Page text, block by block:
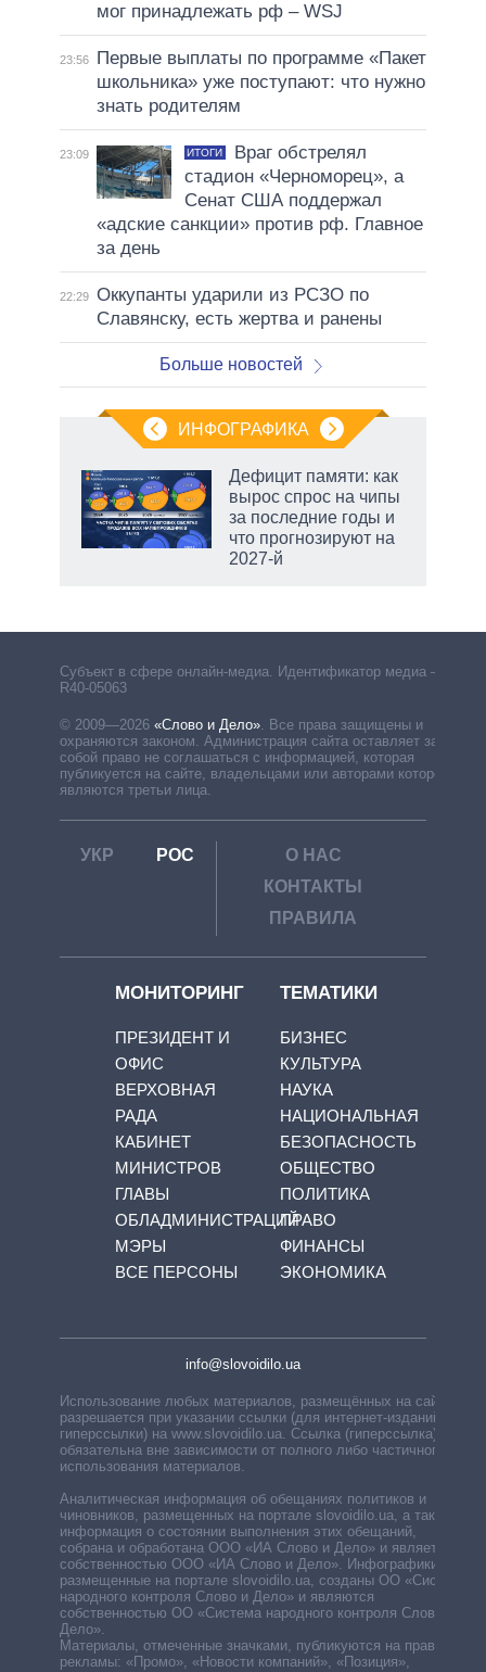
мог принадлежать рф – WSJ
23:56
Первые выплаты по программе «Пакет
школьника» уже поступают: что нужно
знать родителям
23:09 ИТОГИ
Враг обстрелял
стадион «Черноморец», а
Сенат США поддержал
«адские санкции» против рф. Главное
за день
22:29 Оккупанты ударили из РСЗО по
Славянску, есть жертва и ранены
Больше новостей
ИНФОГРАФИКА
Дефицит памяти: как
вырос спрос на чипы
за последние годы и
что прогнозируют на
2027-й
Субъект в сфере онлайн-медиа. Идентификатор медиа –
R40-05063
© 2009—2026 «Слово и Дело». Все права защищены и
охраняются законом. Администрация сайта оставляет за
собой право не соглашаться с информацией, которая
публикуется на сайте, владельцами или авторами которой
являются третьи лица.
УКР РОС
О НАС
КОНТАКТЫ
ПРАВИЛА
МОНИТОРИНГ
ПРЕЗИДЕНТ И
ОФИС
ВЕРХОВНАЯ
РАДА
КАБИНЕТ
МИНИСТРОВ
ГЛАВЫ
ОБЛАДМИНИСТРАЦИЙ
МЭРЫ
ВСЕ ПЕРСОНЫ
ТЕМАТИКИ
БИЗНЕС
КУЛЬТУРА
НАУКА
НАЦИОНАЛЬНАЯ
БЕЗОПАСНОСТЬ
ОБЩЕСТВО
ПОЛИТИКА
ПРАВО
ФИНАНСЫ
ЭКОНОМИКА
info@slovoidilo.ua
Использование любых материалов, размещённых на сайте,
разрешается при указании ссылки (для интернет-изданий —
гиперссылки) на www.slovoidilo.ua. Ссылка (гиперссылка)
обязательна вне зависимости от полного либо частичного
использования материалов.
Аналитическая информация об обещаниях политиков и
чиновников, размещенных на портале slovoidilo.ua, а также
информация о состоянии выполнения этих обещаний,
собрана и обработана ООО «ИА Слово и Дело» и является
собственностью ООО «ИА Слово и Дело». Инфографики,
размещенные на портале slovoidilo.ua, созданы ОО «Система
народного контроля Слово и Дело» и являются
собственностью ОО «Система народного контроля Слово и
Дело».
Материалы, отмеченные значками, публикуются на правах
рекламы: «Промо», «Новости компаний», «Позиция»,